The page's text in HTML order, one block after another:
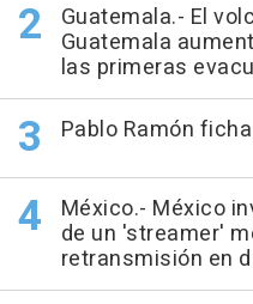
Guatemala.- El
Guatemala
las primeras
Pablo Ramón
México.- México
de un 'streamer'
retransmisión en